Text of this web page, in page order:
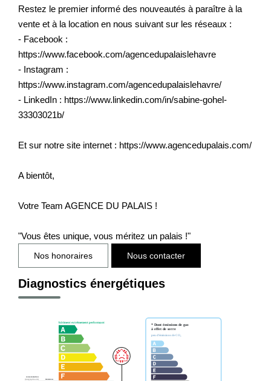
Restez le premier informé des nouveautés à paraître à la
vente et à la location en nous suivant sur les réseaux :
- Facebook :
https://www.facebook.com/agencedupalaislehavre
- Instagram :
https://www.instagram.com/agencedupalaislehavre/
- LinkedIn : https://www.linkedin.com/in/sabine-gohel-
33303021b/
Et sur notre site internet : https://www.agencedupalais.com/
A bientôt,
Votre Team AGENCE DU PALAIS !
"Vous êtes unique, vous méritez un palais !"
Nos honoraires Nous contacter
Diagnostics énergétiques